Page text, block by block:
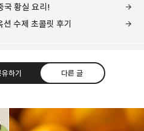
국 황실 요리!
수제 초콜릿 후기
유하기 다른 글